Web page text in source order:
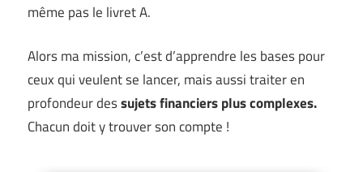
même pas le livret A.
Alors ma mission, c’est d’apprendre les bases pour
ceux qui veulent se lancer, mais aussi traiter en
profondeur dessujets financiers plus complexes.
Chacun doit y trouver son compte !